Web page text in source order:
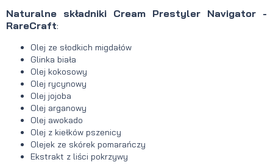
Naturalne składniki Cream Prestyler Navigator -
RareCraft:
Olej ze słodkich migdałów
Glinka biała
Olej kokosowy
Olej rycynowy
Olej jojoba
Olej arganowy
Olej awokado
Olej z kiełków pszenicy
Olejek ze skórek pomarańczy
Ekstrakt z liści pokrzywy